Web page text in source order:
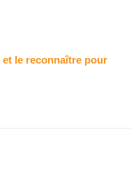
le reconnaître pour